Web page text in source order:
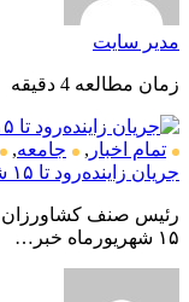
مدیر سایت
زمان مطالعه 4 دقیقه
تمام اخبار , جامعه,
جریان زاینده‌رود تا ۱۵ شهریور ادامه دارد؛ آب بسته نمی‌شود
رئیس صنف کشاورزان
۱۵ شهریورماه خبر…